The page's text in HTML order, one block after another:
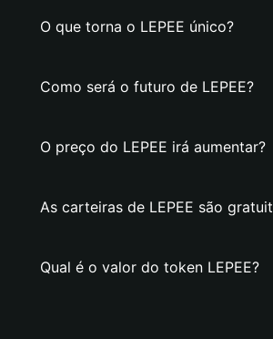
O que torna o LEPEE único?
Como será o futuro de LEPEE?
O preço do LEPEE irá aumentar?
As carteiras de LEPEE são
Qual é o valor do token LEPEE?